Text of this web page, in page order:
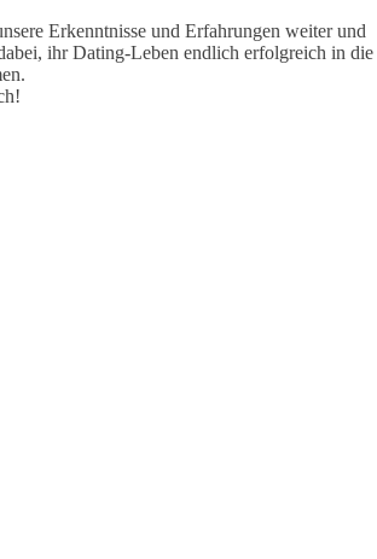
Erkenntnisse und Erfahrungen weiter und
ihr Dating-Leben endlich erfolgreich in die